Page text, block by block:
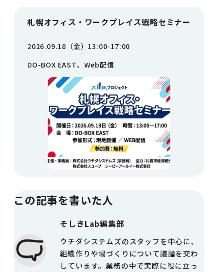
札幌オフィス・ワークプレイス戦略セミナー
2026.09.18（金）13:00-17:00
DO-BOX EAST、Web配信
この記事を書いた人
そしきLab編集部
ウチダシステムズのスタッフを中心に、
組織作りや場づくりについて議論を交わ
しています。業務の中で実際に役に立っ